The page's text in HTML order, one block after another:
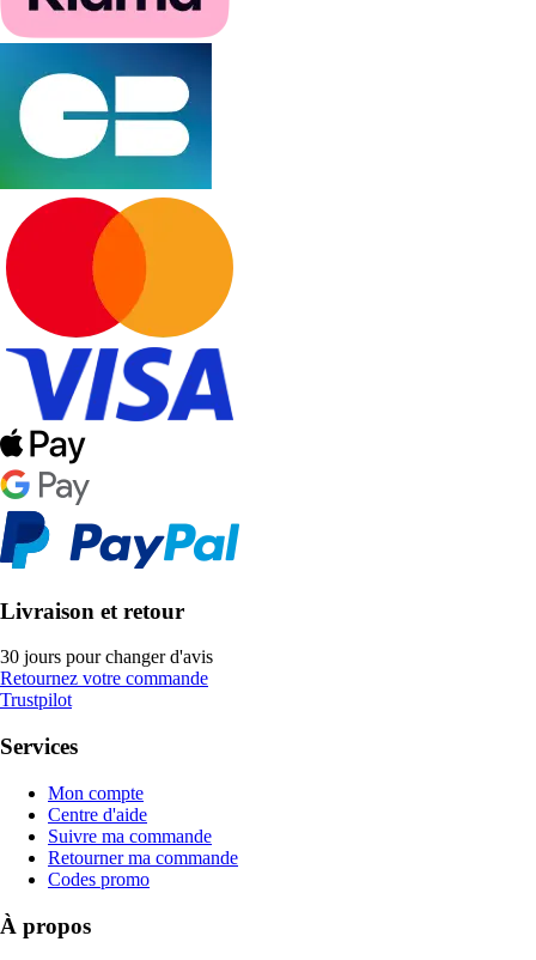
Livraison et retour
30 jours pour changer d'avis
Retournez votre commande
Trustpilot
Services
Mon compte
Centre d'aide
Suivre ma commande
Retourner ma commande
Codes promo
À propos